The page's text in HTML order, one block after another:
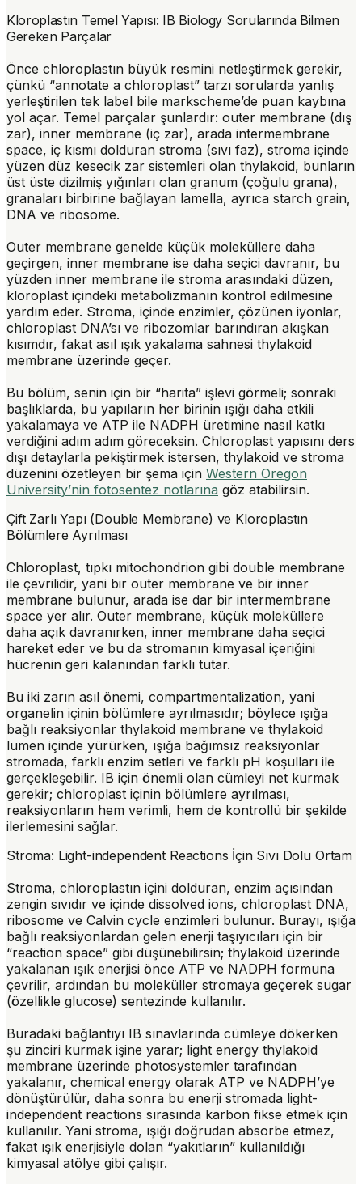
Kloroplastın Temel Yapısı: IB Biology Sorularında Bilmen
Gereken Parçalar
Önce chloroplastın büyük resmini netleştirmek gerekir,
çünkü “annotate a chloroplast” tarzı sorularda yanlış
yerleştirilen tek label bile markscheme’de puan kaybına
yol açar. Temel parçalar şunlardır: outer membrane (dış
zar), inner membrane (iç zar), arada intermembrane
space, iç kısmı dolduran stroma (sıvı faz), stroma içinde
yüzen düz kesecik zar sistemleri olan thylakoid, bunların
üst üste dizilmiş yığınları olan granum (çoğulu grana),
granaları birbirine bağlayan lamella, ayrıca starch grain,
DNA ve ribosome.
Outer membrane genelde küçük moleküllere daha
geçirgen, inner membrane ise daha seçici davranır, bu
yüzden inner membrane ile stroma arasındaki düzen,
kloroplast içindeki metabolizmanın kontrol edilmesine
yardım eder. Stroma, içinde enzimler, çözünen iyonlar,
chloroplast DNA’sı ve ribozomlar barındıran akışkan
kısımdır, fakat asıl ışık yakalama sahnesi thylakoid
membrane üzerinde geçer.
Bu bölüm, senin için bir “harita” işlevi görmeli; sonraki
başlıklarda, bu yapıların her birinin ışığı daha etkili
yakalamaya ve ATP ile NADPH üretimine nasıl katkı
verdiğini adım adım göreceksin. Chloroplast yapısını ders
dışı detaylarla pekiştirmek istersen, thylakoid ve stroma
düzenini özetleyen bir şema için Western Oregon
University’nin fotosentez notlarına göz atabilirsin.
Çift Zarlı Yapı (Double Membrane) ve Kloroplastın
Bölümlere Ayrılması
Chloroplast, tıpkı mitochondrion gibi double membrane
ile çevrilidir, yani bir outer membrane ve bir inner
membrane bulunur, arada ise dar bir intermembrane
space yer alır. Outer membrane, küçük moleküllere
daha açık davranırken, inner membrane daha seçici
hareket eder ve bu da stromanın kimyasal içeriğini
hücrenin geri kalanından farklı tutar.
Bu iki zarın asıl önemi, compartmentalization, yani
organelin içinin bölümlere ayrılmasıdır; böylece ışığa
bağlı reaksiyonlar thylakoid membrane ve thylakoid
lumen içinde yürürken, ışığa bağımsız reaksiyonlar
stromada, farklı enzim setleri ve farklı pH koşulları ile
gerçekleşebilir. IB için önemli olan cümleyi net kurmak
gerekir; chloroplast içinin bölümlere ayrılması,
reaksiyonların hem verimli, hem de kontrollü bir şekilde
ilerlemesini sağlar.
Stroma: Light-independent Reactions İçin Sıvı Dolu Ortam
Stroma, chloroplastın içini dolduran, enzim açısından
zengin sıvıdır ve içinde dissolved ions, chloroplast DNA,
ribosome ve Calvin cycle enzimleri bulunur. Burayı, ışığa
bağlı reaksiyonlardan gelen enerji taşıyıcıları için bir
“reaction space” gibi düşünebilirsin; thylakoid üzerinde
yakalanan ışık enerjisi önce ATP ve NADPH formuna
çevrilir, ardından bu moleküller stromaya geçerek sugar
(özellikle glucose) sentezinde kullanılır.
Buradaki bağlantıyı IB sınavlarında cümleye dökerken
şu zinciri kurmak işine yarar; light energy thylakoid
membrane üzerinde photosystemler tarafından
yakalanır, chemical energy olarak ATP ve NADPH’ye
dönüştürülür, daha sonra bu enerji stromada light-
independent reactions sırasında karbon fikse etmek için
kullanılır. Yani stroma, ışığı doğrudan absorbe etmez,
fakat ışık enerjisiyle dolan “yakıtların” kullanıldığı
kimyasal atölye gibi çalışır.